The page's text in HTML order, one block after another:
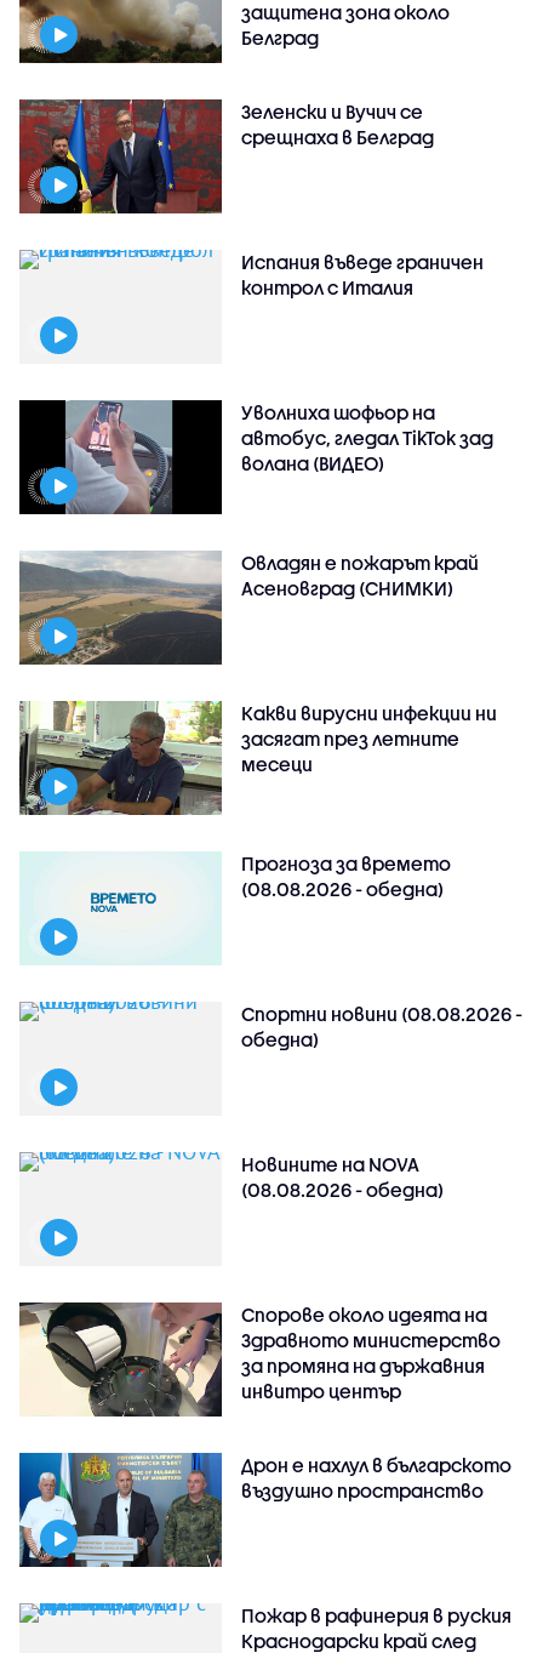
защитена зона около
Белград
Зеленски и Вучич се
срещнаха в Белград
Испания въведе граничен
контрол с Италия
Уволниха шофьор на
автобус, гледал TikTok зад
волана (ВИДЕО)
Овладян е пожарът край
Асеновград (СНИМКИ)
Какви вирусни инфекции ни
засягат през летните
месеци
Прогноза за времето
(08.08.2026 - обедна)
Спортни новини (08.08.2026 -
обедна)
Новините на NOVA
(08.08.2026 - обедна)
Спорове около идеята на
Здравното министерство
за промяна на държавния
инвитро център
Дрон е нахлул в българското
въздушно пространство
Пожар в рафинерия в руския
Краснодарски край след